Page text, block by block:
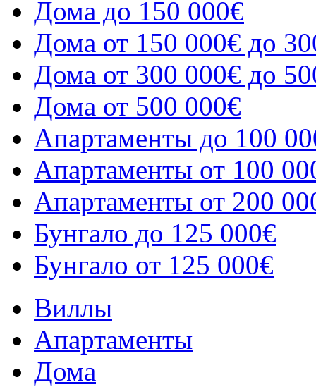
Дома до 150 000€
Дома от 150 000€ до
Дома от 300 000€ до
Дома от 500 000€
Апартаменты до 100
Апартаменты от 100
Апартаменты от 200
Бунгало до 125 000€
Бунгало от 125 000€
Виллы
Апартаменты
Дома